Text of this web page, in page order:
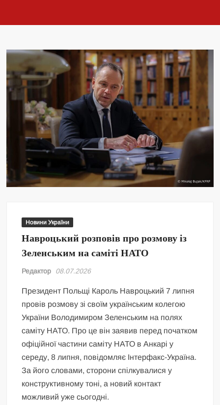
Новини України
Навроцький розповів про розмову із
Зеленським на саміті НАТО
Редактор 08.07.2026
Президент Польщі Кароль Навроцький 7 липня
провів розмову зі своїм українським колегою
України Володимиром Зеленським на полях
саміту НАТО. Про це він заявив перед початком
офіційної частини саміту НАТО в Анкарі у
середу, 8 липня, повідомляє Інтерфакс-Україна.
За його словами, сторони спілкувалися у
конструктивному тоні, а новий контакт
можливий уже сьогодні.